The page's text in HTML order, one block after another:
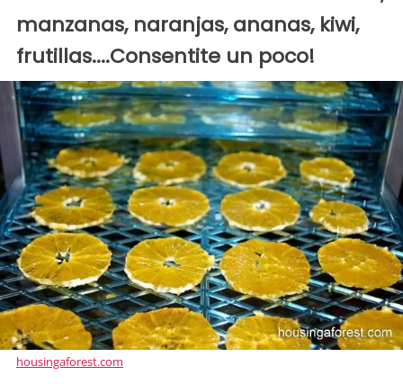
manzanas, naranjas, ananas, kiwi,
frutillas....Consentite un poco!
housingaforest.com